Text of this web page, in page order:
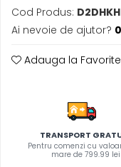
Olite si reductoare
Sampon si balsam
Ulei de corp copii
Set Ingrijire Bebelusi
Arme de jucarie
Ateliere si bancuri de
Cod Produs:
Ai nevoie de ajutor?
Adauga la Favorite
TRANSPORT
Pentru comenzi cu
mare de 799.99 lei